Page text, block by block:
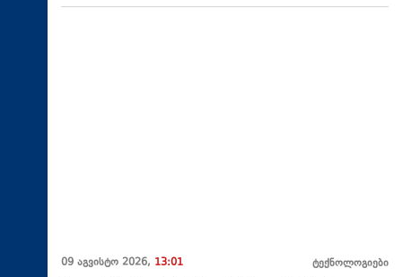
09 აგვისტო 2026, 13:01 ტექნოლოგიები